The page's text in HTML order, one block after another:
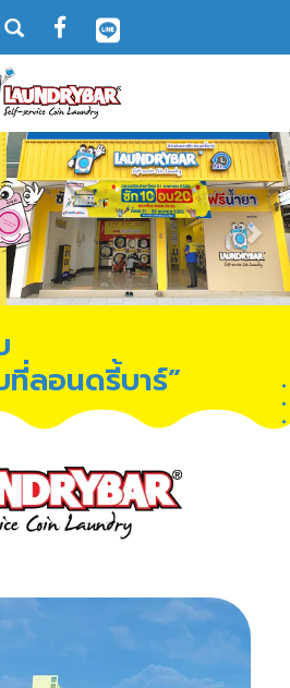
ลอนดรี้บาร์”